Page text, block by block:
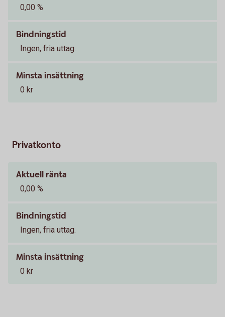
0,00 %
Bindningstid
Ingen, fria uttag.
Minsta insättning
0 kr
Privatkonto
Aktuell ränta
0,00 %
Bindningstid
Ingen, fria uttag.
Minsta insättning
0 kr